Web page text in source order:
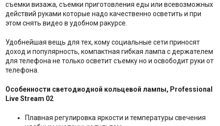
съемки визажа, съемки приготовления еды или всевозможных
действий руками которые надо качественно осветить и при
этом снять видео в удобном ракурсе.
Удобнейшая вещь для тех, кому социальные сети приносят
доход и популярность, компактная гибкая лампа с держателем
для телефона не только осветит съемку но и освободит руки от
телефона.
Особенности светодиодной кольцевой лампы, Professional
Live Stream 02
Плавная регулировка яркости и температуры свечения